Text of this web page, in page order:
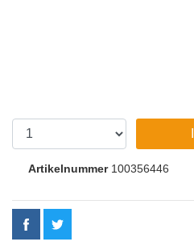
Artikelnummer100356446